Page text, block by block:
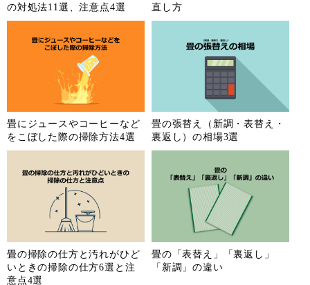
の対処法11選、注意点4選
直し方
畳にジュースやコーヒーなど
をこぼした際の掃除方法4選
畳の張替え（新調・表替え・
裏返し）の相場3選
畳の掃除の仕方と汚れがひど
いときの掃除の仕方6選と注
意点4選
畳の「表替え」「裏返し」
「新調」の違い